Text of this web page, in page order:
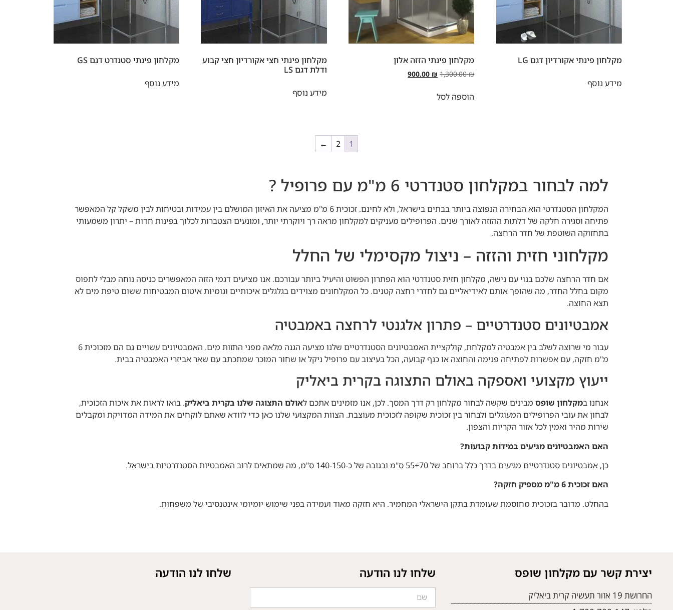
מקלחון פינתי אקורדיון דגם LG
מידע נוסף
מקלחון פינתי הזזה אלון
1,300.00₪
900.00 ₪
הוספה לסל
מקלחון פינתי חצי אקורדיון חצי קבוע
ודלת דגם LS
מידע נוסף
מקלחון פינתי סטנדרט דגם GS
מידע נוסף
1
2
←
למה לבחור במקלחון סטנדרטי 6 מ"מ עם פרופיל ?
המקלחון הסטנדרטי הוא הבחירה הנפוצה ביותר בבתים בישראל, ולא לחינם. זכוכית 6 מ"מ מציעה את האיזון המושלם בין עמידות ובטיחות לבין משקל קל המאפשר
פתיחה וסגירה חלקה של דלתות ההזזה לאורך שנים. הפרופילים מעניקים למקלחון מראה רך ויוקרתי יותר, ומונעים הצטברות לכלוך בפינות חדות – יתרון משמעותי
בתחזוקה השוטפת של חדר הרחצה.
מקלחוני חזית והזזה – ניצול מקסימלי של החלל
אם חדר הרחצה שלכם בנוי עם נישה, מקלחון חזית סטנדרטי הוא הפתרון הפשוט והיעיל ביותר עבורכם. אנו מציעים דגמי הזזה המאפשרים כניסה נוחה מבלי לתפוס
מקום בחלל החדר, מה שהופך אותם לאידיאליים גם לחדרי רחצה קטנים. כל המקלחונים מצוידים בגלגלים איכותיים וגומיות איטום המבטיחות ששום טיפת מים לא
תצא החוצה.
אמבטיונים סטנדרטיים – פתרון אלגנטי לרחצה באמבטיה
עבור מי שרוצה לשלב בין אמבטיה למקלחת, קולקציית האמבטיונים הסטנדרטיים שלנו מציעה הגנה מלאה מפני התזות מים. האמבטיונים עשויים גם הם מזכוכית 6
מ"מ חזקה, עם אפשרות לפתיחה פנימה והחוצה או כנף קבועה, הכל בעיצוב עם פרופיל ניקל או שחור המוכר שמתכתב עם שאר אביזרי האמבטיה בבית.
ייעוץ מקצועי ואספקה באולם התצוגה בקרית ביאליק
אנחנו במקלחון שופסמבינים שקשה לבחור מקלחון רק דרך המסך. לכן, אנו מזמינים אתכם לאולם התצוגה שלנו בקרית ביאליק. בואו לראות את איכות הזכוכית,
לבחון את עובי הפרופילים המעוגלים ולבחור בין זכוכית שקופה לזכוכית מעוצבת. הצוות המקצועי שלנו כאן כדי לוודא שאתם לוקחים את המידה המדויקת ומקבלים
שירות מהיר ואמין לכל אזור הקריות והצפון.
האם האמבטיונים מגיעים במידות קבועות?
כן, אמבטיונים סטנדרטיים מגיעים בדרך כלל ברוחב של 55+70 ס"מ ובגובה של כ-140-150 ס"מ, מה שמתאים לרוב האמבטיות הסטנדרטיות בישראל.
האם זכוכית 6 מ"מ מספיק חזקה?
בהחלט. מדובר בזכוכית מחוסמת שעומדת בתקן הישראלי המחמיר. היא חזקה מאוד ועמידה בפני שימוש יומיומי אינטנסיבי של משפחות.
יצירת קשר עם מקלחון שופס
החרושת 19 אזור תעשיה קרית ביאליק
שלחו לנו הודעה שלחו לנו הודעה